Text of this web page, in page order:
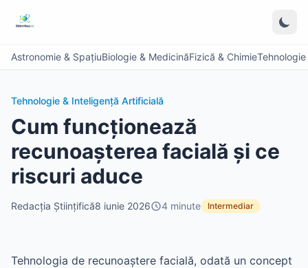
Astronomie & SpațiuBiologie & MedicinăFizică & Chimie
Tehnologie & Inteligență Artificială
Cum funcționează
recunoașterea facială și ce
riscuri aduce
Redacția Științifică8 iunie 2026 4 minute Intermediar
Tehnologia de recunoaștere facială, odată un concept